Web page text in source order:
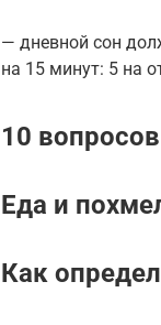
— дневной сон
на 15 минут: 5 на
10
Еда и
Как